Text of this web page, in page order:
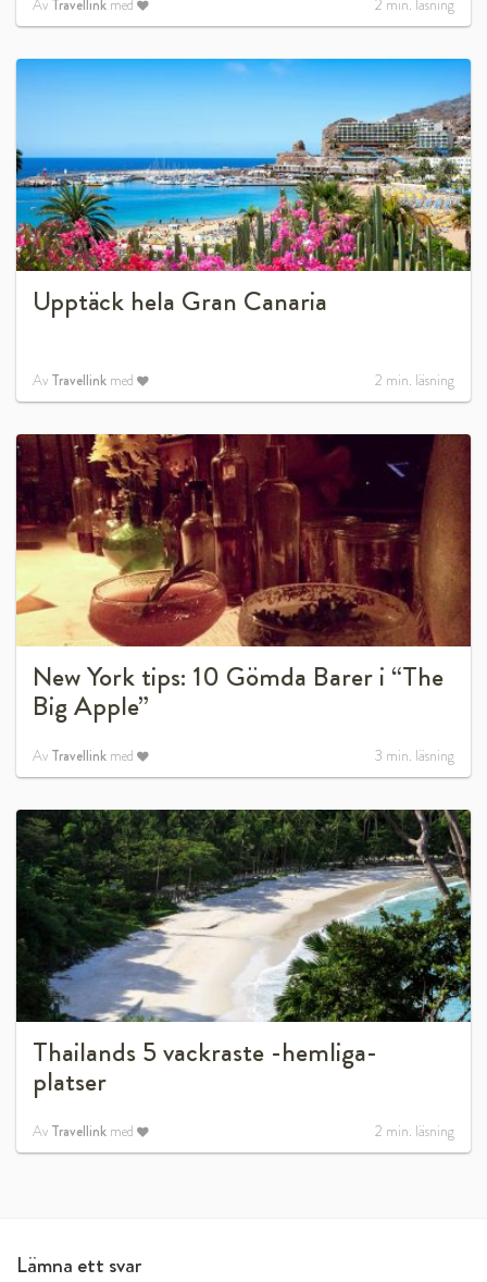
Av Travellink med 2 min. läsning
Upptäck hela Gran Canaria
Av Travellink med 2 min. läsning
New York tips: 10 Gömda Barer i “The
Big Apple”
Av Travellink med 3 min. läsning
Thailands 5 vackraste -hemliga-
platser
Av Travellink med 2 min. läsning
Lämna ett svar